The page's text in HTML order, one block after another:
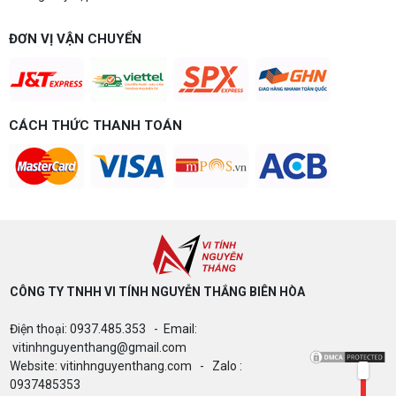
để chơi mượt 1080p và 2K? Nguyễn Thắng tư vấn
chi tiết CPU, VGA, RAM, nguồn theo đúng nhu cầu
Build PC gaming 15 triệu chơi được
Build PC gaming 15 triệu chơi được game gì? Vi
tính Nguyễn Thắng gợi ý cấu hình esports mượt,
đến 40 triệu
Build PC gaming theo ngân sách từ 10-40 triệu:
cách phân bổ CPU, GPU, RAM hợp lý, chọn
Intel/AMD và tránh sai tương thích. Tư vấn miễn
LÊN ĐỜI PC MÙA HÈ CÙNG COMBO
GIGABYTE & INTEL CORE ULTRA 200S
PLUS – NHẬN VOUCHER ĐẾN 800K
ĐƠN VỊ VẬN CHUYỂN
CÁCH THỨC THANH TOÁN
CÔNG TY TNHH VI TÍNH NGUYỄN THẮNG BIÊN HÒA​
Điện thoại: 0937.485.353 - Email:
vitinhnguyenthang@gmail.com
Website: vitinhnguyenthang.com - Zalo :
0937485353